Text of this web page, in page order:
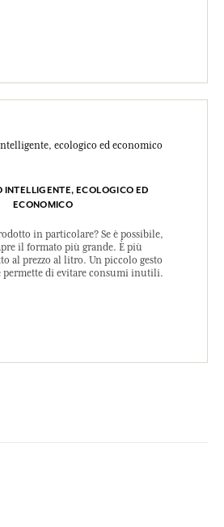
INTELLIGENTE, ECOLOGICO ED
ECONOMICO
in particolare? Se è possibile,
il formato più grande. È più
al prezzo al litro. Un piccolo gesto
permette di evitare consumi inutili.